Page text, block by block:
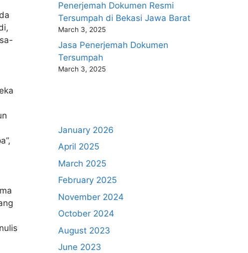
Penerjemah Dokumen Resmi
Tersumpah di Bekasi Jawa Barat
March 3, 2025
Jasa Penerjemah Dokumen
Tersumpah
March 3, 2025
January 2026
April 2025
March 2025
February 2025
November 2024
October 2024
August 2023
June 2023